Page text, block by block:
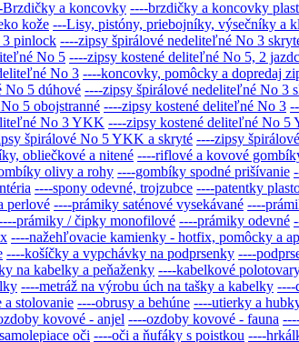
Brzdičky a koncovky ----brzdičky a koncovky
kože ---Lisy, pistóny, priebojníky, výsečníky a
3 pinlock ----zipsy špirálové nedeliteľné No 3
No 5 ----zipsy kostené deliteľné No 5, 2
No 3 ----koncovky, pomôcky a dopredaj
No 5 dúhové ----zipsy špirálové nedeliteľné No 3
5 obojstranné ----zipsy kostené deliteľné No 3
No 3 YKK ----zipsy kostené deliteľné No 5
špirálové No 5 YKK a skryté ----zipsy
obliečkové a nitené ----riflové a kovové
olivy a rohy ----gombíky spodné prišívanie
----spony odevné, trojzubce ----patentky
perlové ----prámiky saténové vysekávané ----
prámiky / čipky monofilové ----prámiky odevné
----nažehľovacie kamienky - hotfix, pomôcky a
----košíčky a vypchávky na podprsenky ----
na kabelky a peňaženky ----kabelkové
----metráž na výrobu úch na tašky a kabelky ----
a stolovanie ----obrusy a behúne ----utierky a
kovové - anjel ----ozdoby kovové - fauna
oči ----oči a ňufáky s poistkou ----